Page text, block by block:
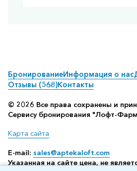
БронированиеИнформация о нас
Отзывы (568)Контакты
© 2026 Все права сохранены и
Сервису бронирования "Лофт-
Карта сайта
E-mail: sales@aptekaloft.com
Указанная на сайте цена, не